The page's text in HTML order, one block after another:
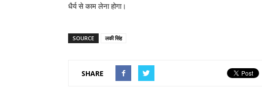
धैर्य से काम लेना होगा।
SOURCE लकी सिंह
SHARE